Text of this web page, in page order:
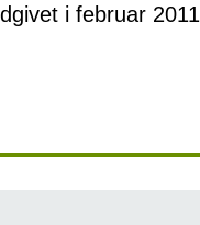
i februar 2011